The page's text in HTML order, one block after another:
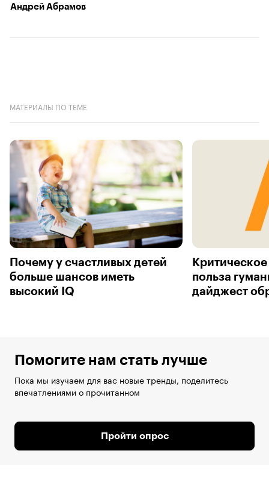
Андрей Абрамов
МАТЕРИАЛЫ ПО ТЕМЕ
Почему у счастливых детей
больше шансов иметь
высокий IQ
польза
дайджест
Помогите нам стать лучше
Пока мы изучаем для вас новые тренды, поделитесь
впечатлениями о прочитанном
Пройти опрос